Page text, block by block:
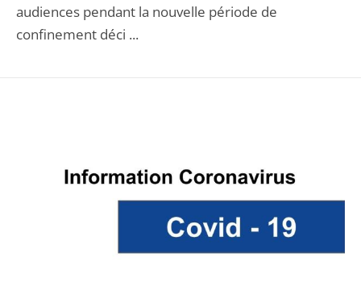
audiences pendant la nouvelle période de
confinement déci ...